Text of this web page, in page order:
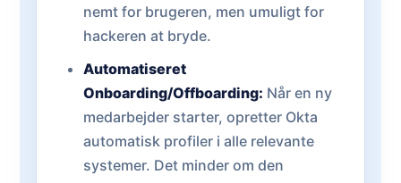
nemt for brugeren, men umuligt for
hackeren at bryde.
Automatiseret
Onboarding/Offboarding: Når en ny
medarbejder starter, opretter Okta
automatisk profiler i alle relevante
systemer. Det minder om den